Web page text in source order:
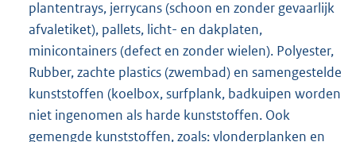
plantentrays, jerrycans (schoon en zonder gevaarlijk
afvaletiket), pallets, licht- en dakplaten,
minicontainers (defect en zonder wielen). Polyester,
Rubber, zachte plastics (zwembad) en samengestelde
kunststoffen (koelbox, surfplank, badkuipen worden
niet ingenomen als harde kunststoffen. Ook
gemengde kunststoffen, zoals: vlonderplanken en